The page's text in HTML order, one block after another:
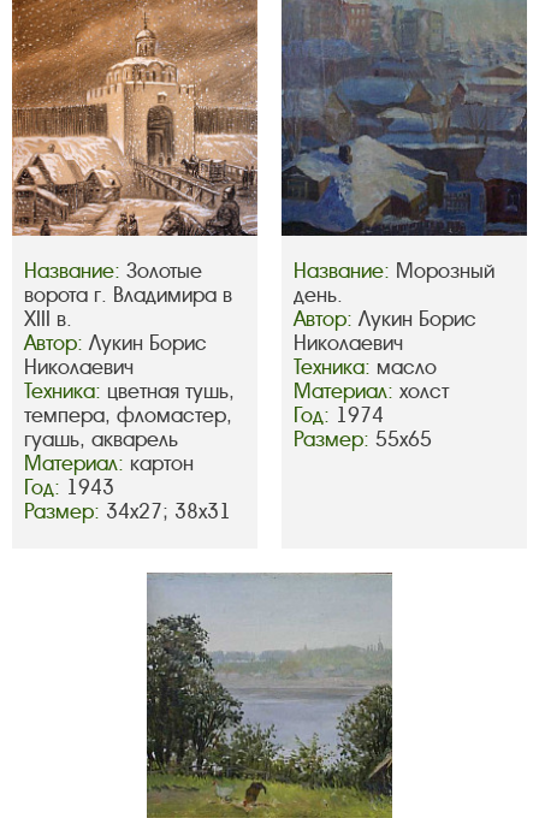
Название: Золотые
ворота г. Владимира в
XIII в.
Автор: Лукин Борис
Николаевич
Техника: цветная тушь,
темпера, фломастер,
гуашь, акварель
Материал: картон
Год: 1943
Размер: 34х27; 38х31
Название: Морозный
день.
Автор: Лукин Борис
Николаевич
Техника: масло
Материал: холст
Год: 1974
Размер: 55х65